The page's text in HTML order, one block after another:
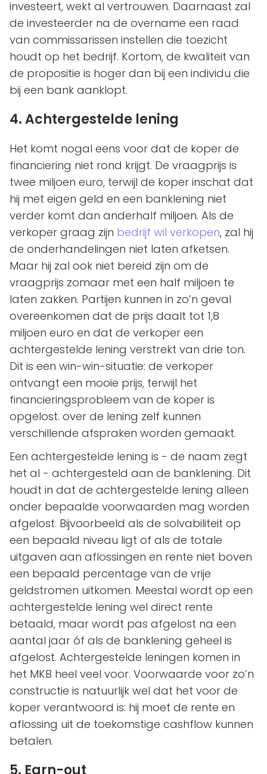
investeert, wekt al vertrouwen. Daarnaast zal
de investeerder na de overname een raad
van commissarissen instellen die toezicht
houdt op het bedrijf. Kortom, de kwaliteit van
de propositie is hoger dan bij een individu die
bij een bank aanklopt.
4. Achtergestelde lening
Het komt nogal eens voor dat de koper de
financiering niet rond krijgt. De vraagprijs is
twee miljoen euro, terwijl de koper inschat dat
hij met eigen geld en een banklening niet
verder komt dan anderhalf miljoen. Als de
verkoper graag zijn bedrijf wil verkopen, zal hij
de onderhandelingen niet laten afketsen.
Maar hij zal ook niet bereid zijn om de
vraagprijs zomaar met een half miljoen te
laten zakken. Partijen kunnen in zo’n geval
overeenkomen dat de prijs daalt tot 1,8
miljoen euro en dat de verkoper een
achtergestelde lening verstrekt van drie ton.
Dit is een win-win-situatie: de verkoper
ontvangt een mooie prijs, terwijl het
financieringsprobleem van de koper is
opgelost. over de lening zelf kunnen
verschillende afspraken worden gemaakt.
Een achtergestelde lening is - de naam zegt
het al - achtergesteld aan de banklening. Dit
houdt in dat de achtergestelde lening alleen
onder bepaalde voorwaarden mag worden
afgelost. Bijvoorbeeld als de solvabiliteit op
een bepaald niveau ligt of als de totale
uitgaven aan aflossingen en rente niet boven
een bepaald percentage van de vrije
geldstromen uitkomen. Meestal wordt op een
achtergestelde lening wel direct rente
betaald, maar wordt pas afgelost na een
aantal jaar óf als de banklening geheel is
afgelost. Achtergestelde leningen komen in
het MKB heel veel voor. Voorwaarde voor zo’n
constructie is natuurlijk wel dat het voor de
koper verantwoord is: hij moet de rente en
aflossing uit de toekomstige cashflow kunnen
betalen.
5. Earn-out